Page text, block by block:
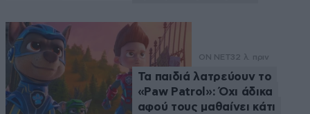
ON NET32 λ. πριν
Τα παιδιά λατρεύουν το
«Paw Patrol»: Όχι άδικα
αφού τους μαθαίνει κάτι